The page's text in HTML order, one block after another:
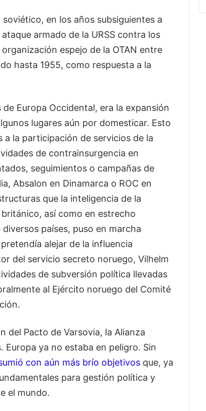
en los años subsiguientes a
armado de la URSS contra los
espejo de la OTAN entre
hasta 1955, como respuesta a la
Europa Occidental, era la expansión
lugares aún por domesticar. Esto
la participación de servicios de la
de contrainsurgencia en
seguimientos o campañas de
Absalon en Dinamarca o ROC en
que la inteligencia de la
así como en estrecho
países, puso en marcha
alejar de la influencia
del servicio secreto noruego, Vilhelm
de subversión política llevadas
al Ejército noruego del Comité
del Pacto de Varsovia, la Alianza
Europa ya no estaba en peligro. Sin
con aún más brío objetivos que, ya
para gestión política y
el mundo.